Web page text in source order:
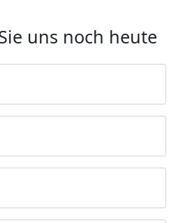
uns noch heute